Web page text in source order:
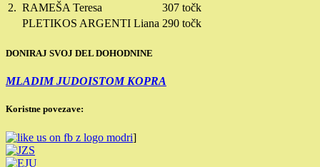
2. RAMEŠA Teresa
307 točk
PLETIKOS ARGENTI Liana 290 točk
DONIRAJ SVOJ DEL DOHODNINE
MLADIM JUDOISTOM KOPRA
Koristne povezave:
]